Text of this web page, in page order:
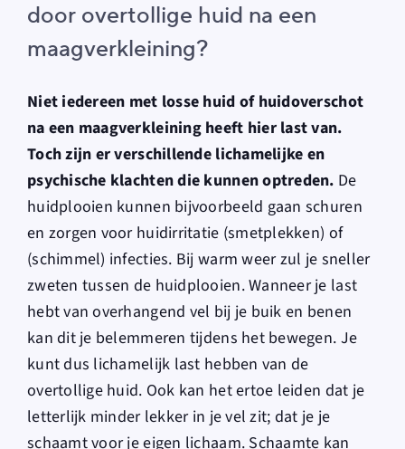
door overtollige huid na een
maagverkleining?
Niet iedereen met losse huid of huidoverschot
na een maagverkleining heeft hier last van.
Toch zijn er verschillende lichamelijke en
psychische klachten die kunnen optreden. De
huidplooien kunnen bijvoorbeeld gaan schuren
en zorgen voor huidirritatie (smetplekken) of
(schimmel) infecties. Bij warm weer zul je sneller
zweten tussen de huidplooien. Wanneer je last
hebt van overhangend vel bij je buik en benen
kan dit je belemmeren tijdens het bewegen. Je
kunt dus lichamelijk last hebben van de
overtollige huid. Ook kan het ertoe leiden dat je
letterlijk minder lekker in je vel zit; dat je je
schaamt voor je eigen lichaam. Schaamte kan